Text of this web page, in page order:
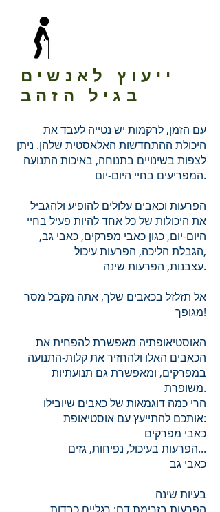
עם הזמן, לרקמות יש נטייה לעבד את
היכולת ההתחדשות האלאסטית שלהן. ניתן
לצפות בשינויים בתנוחה, באיכות התנועה
המפריעים בחיי היום-יום.
הפרעות וכאבים עלולים להופיע ולהגביל
את היכולות של כל אחד להיות פעיל בחיי
היום-יום, כגון כאבי מפרקים, כאבי גב,
הגבלת הליכה, הפרעות עיכול,
עצבנות, הפרעות שינה.
אל תזלזל בכאבים שלך, אתה מקבל מסר
מגופך!
האוסטיאופתיה מאפשרת להפחית את
הכאבים האלו ולהחזיר את קלות-התנועה
במפרקים, ומאפשרת גם תנועתיות
משופרת.
הרי כמה דוגמאות של כאבים שיובילו
אותכם להתייעץ עם אוסטיאופת:
כאבי מפרקים
הפרעות בעיכול, נפיחות, גזים...
כאבי גב
בעיות שינה
ייעוץ לאנשים
בגיל הזהב